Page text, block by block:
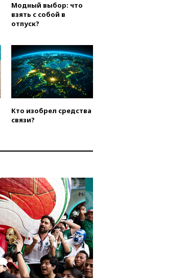
вблизи
в Болгарии
житель
14:54В Аргентине умер
футболиста Лионеля
14:43Турция
судоходство в
море
БПЛА
13:03Испания ввела
для
туристов
12:27Возгорание на
НПЗ, вызванное
БПЛА, потушили
11:47Суд оставил под
Rolls-Royce блогера
Модный выбор: что
взять с собой в
отпуск?
Кто изобрел средства
связи?